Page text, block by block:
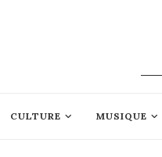
CULTURE MUSIQUE